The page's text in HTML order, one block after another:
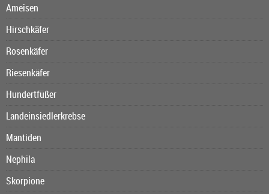
Ameisen
Hirschkäfer
Rosenkäfer
Riesenkäfer
Hundertfüßer
Landeinsiedlerkrebse
Mantiden
Nephila
Skorpione